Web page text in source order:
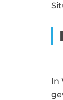
In